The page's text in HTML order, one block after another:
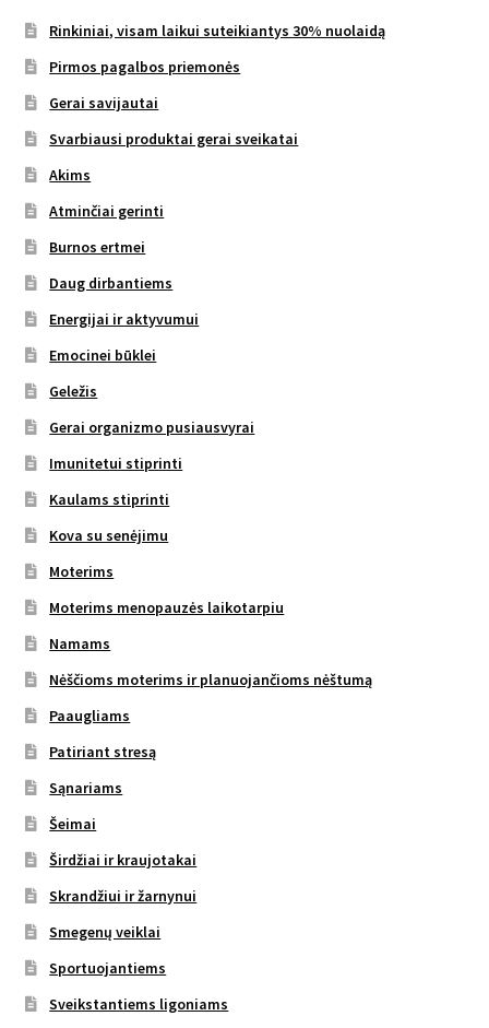
Rinkiniai, visam laikui suteikiantys 30% nuolaidą
Pirmos pagalbos priemonės
Gerai savijautai
Svarbiausi produktai gerai sveikatai
Akims
Atminčiai gerinti
Burnos ertmei
Daug dirbantiems
Energijai ir aktyvumui
Emocinei būklei
Geležis
Gerai organizmo pusiausvyrai
Imunitetui stiprinti
Kaulams stiprinti
Kova su senėjimu
Moterims
Moterims menopauzės laikotarpiu
Namams
Nėščioms moterims ir planuojančioms nėštumą
Paaugliams
Patiriant stresą
Sąnariams
Šeimai
Širdžiai ir kraujotakai
Skrandžiui ir žarnynui
Smegenų veiklai
Sportuojantiems
Sveikstantiems ligoniams